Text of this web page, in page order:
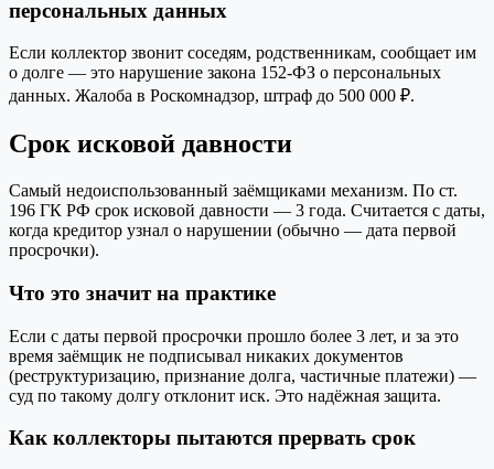
персональных данных
Если коллектор звонит соседям, родственникам, сообщает им
о долге — это нарушение закона 152-ФЗ о персональных
данных. Жалоба в Роскомнадзор, штраф до 500 000 ₽.
Срок исковой давности
Самый недоиспользованный заёмщиками механизм. По ст.
196 ГК РФ срок исковой давности — 3 года. Считается с даты,
когда кредитор узнал о нарушении (обычно — дата первой
просрочки).
Что это значит на практике
Если с даты первой просрочки прошло более 3 лет, и за это
время заёмщик не подписывал никаких документов
(реструктуризацию, признание долга, частичные платежи) —
суд по такому долгу отклонит иск. Это надёжная защита.
Как коллекторы пытаются прервать срок